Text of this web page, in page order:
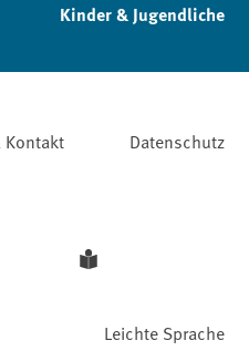
Kinder & Jugendliche
Kontakt
Datenschutz
Leichte Sprache